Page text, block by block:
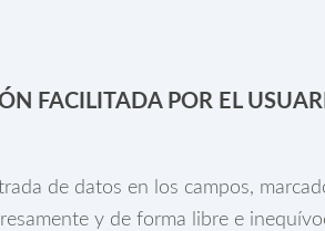
FACILITADA POR EL
de datos en los campos,
y de forma libre e